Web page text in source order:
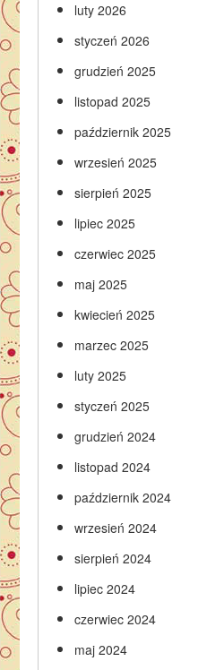
luty 2026
styczeń 2026
grudzień 2025
listopad 2025
październik 2025
wrzesień 2025
sierpień 2025
lipiec 2025
czerwiec 2025
maj 2025
kwiecień 2025
marzec 2025
luty 2025
styczeń 2025
grudzień 2024
listopad 2024
październik 2024
wrzesień 2024
sierpień 2024
lipiec 2024
czerwiec 2024
maj 2024